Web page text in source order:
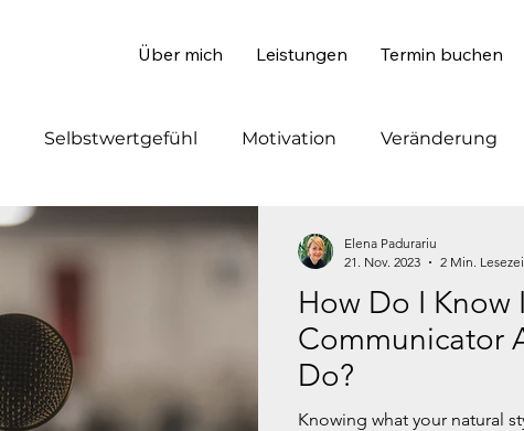
Über mich Leistungen Termin buchen
Selbstwertgefühl Motivation Veränderung
How Do I Know
Communicator
Do?
Knowing what your natural
Elena Padurariu
21. Nov. 2023
2 Min.